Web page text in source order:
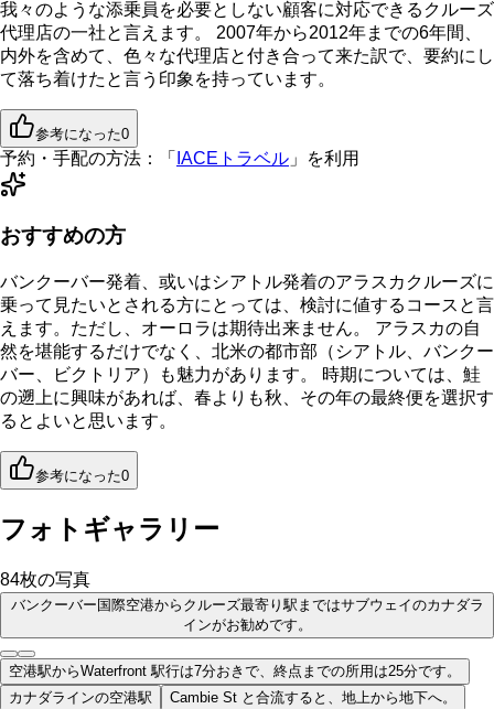
我々のような添乗員を必要としない顧客に対応できるクルーズ
代理店の一社と言えます。 2007年から2012年までの6年間、
内外を含めて、色々な代理店と付き合って来た訳で、要約にし
て落ち着けたと言う印象を持っています。
参考になった0
予約・手配の方法： 「 IACEトラベル 」を利用
おすすめの方
バンクーバー発着、或いはシアトル発着のアラスカクルーズに
乗って見たいとされる方にとっては、検討に値するコースと言
えます。ただし、オーロラは期待出来ません。 アラスカの自
然を堪能するだけでなく、北米の都市部（シアトル、バンクー
バー、ビクトリア）も魅力があります。 時期については、鮭
の遡上に興味があれば、春よりも秋、その年の最終便を選択す
るとよいと思います。
参考になった0
フォトギャラリー
84枚の写真
バンクーバー国際空港からクルーズ最寄り駅まではサブウェイのカナダラ
インがお勧めです。
空港駅からWaterfront 駅行は7分おきで、終点までの所用は25分です。
カナダラインの空港駅
Cambie St と合流すると、地上から地下へ。